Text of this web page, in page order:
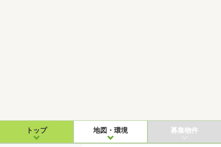
トップ 地図・環境 募集物件